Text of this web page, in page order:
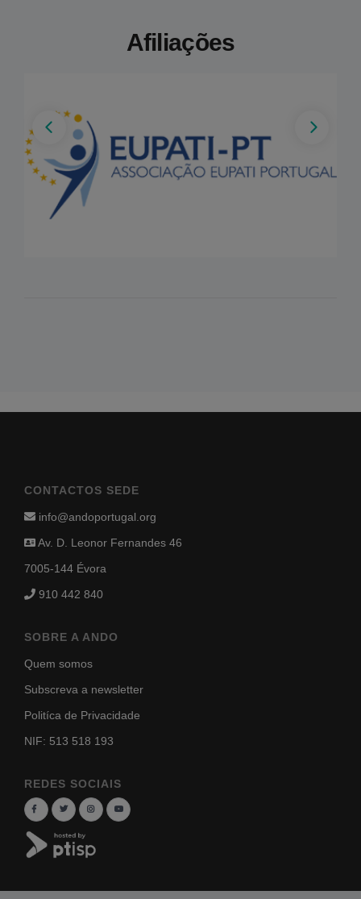
Afiliações
CONTACTOS SEDE
info@andoportugal.org
Av. D. Leonor Fernandes 46
7005-144 Évora
910 442 840
SOBRE A ANDO
Quem somos
Subscreva a newsletter
Politíca de Privacidade
NIF: 513 518 193
REDES SOCIAIS